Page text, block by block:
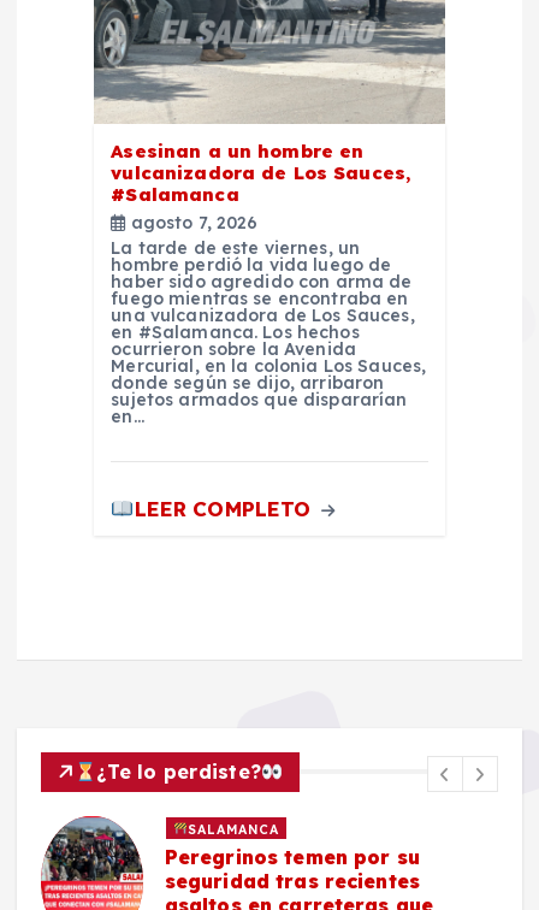
Asesinan a un hombre en
vulcanizadora de Los Sauces,
#Salamanca
agosto 7, 2026
La tarde de este viernes, un
hombre perdió la vida luego de
haber sido agredido con arma de
fuego mientras se encontraba en
una vulcanizadora de Los Sauces,
en #Salamanca. Los hechos
ocurrieron sobre la Avenida
Mercurial, en la colonia Los Sauces,
donde según se dijo, arribaron
sujetos armados que dispararían
en…
LEER COMPLETO
¿Te lo perdiste?
SALAMANCA
Peregrinos temen por su
seguridad tras recientes